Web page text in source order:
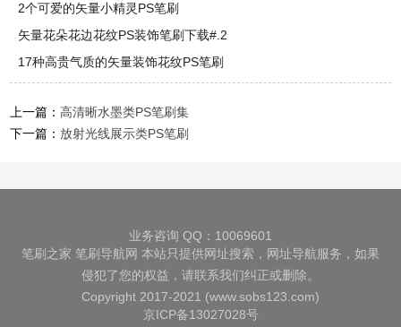
2个可爱的矢量小精灵PS笔刷
矢量花朵花边花纹PS装饰笔刷下载#.2
17种高贵气质的矢量装饰花纹PS笔刷
上一篇：高清晰水墨类PS笔刷集
下一篇： 放射光线展示类PS笔刷
业务咨询 QQ：10069601
笔刷之家 笔刷导航网 本站只提供网址搜索，网址导航服务，如果
侵犯了您的权益，请联系我们纠正或删除。
Copyright 2017-2021 (www.sobs123.com)
京ICP备13027028号